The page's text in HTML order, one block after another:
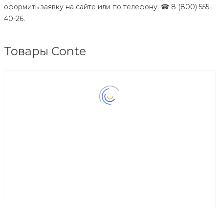
оформить заявку на сайте или по телефону: ☎ 8 (800) 555-
40-26.
Товары Conte